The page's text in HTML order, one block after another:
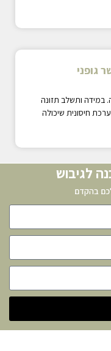
גופני
במידה ותשלב תזונה
חיסונית שיכולה
לגיבוש
בהקדם